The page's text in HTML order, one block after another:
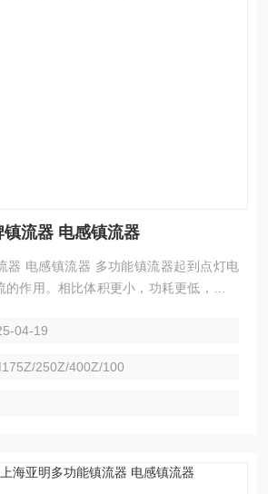
流器 电感镇流器
器 电感镇流器 多功能镇流器起到点灯电
作用。相比体积更小，功耗更低，温升
04-19
250Z/400Z/100